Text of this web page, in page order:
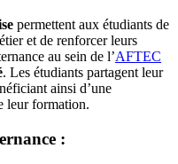
permettent aux étudiants de
et de renforcer leurs
au sein de l’AFTEC
. Les étudiants partagent leur
ainsi d’une
leur formation.
: